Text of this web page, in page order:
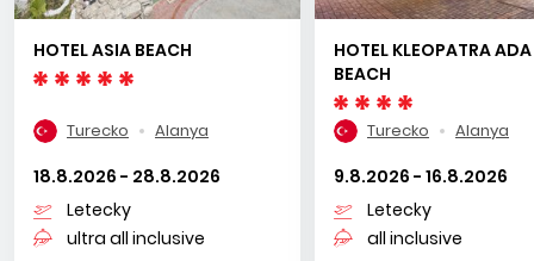
HOTEL ASIA BEACH
Turecko Alanya
18.8.2026 - 28.8.2026
Letecky
ultra all inclusive
HOTEL KLEOPATRA ADA
BEACH
Turecko Alanya
9.8.2026 - 16.8.2026
Letecky
all inclusive